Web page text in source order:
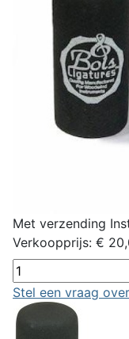
Met verzending
Verkoopprijs: €
Stel een vraag